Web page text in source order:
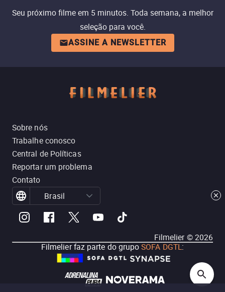
Seu próximo filme em 5 minutos. Toda semana, a melhor
seleção para você.
ASSINE A NEWSLETTER
Sobre nós
Trabalhe conosco
Central de Políticas
Reportar um problema
Contato
Brasil
Filmelier ©2026
Filmelier faz parte do grupoSOFA DGTL: